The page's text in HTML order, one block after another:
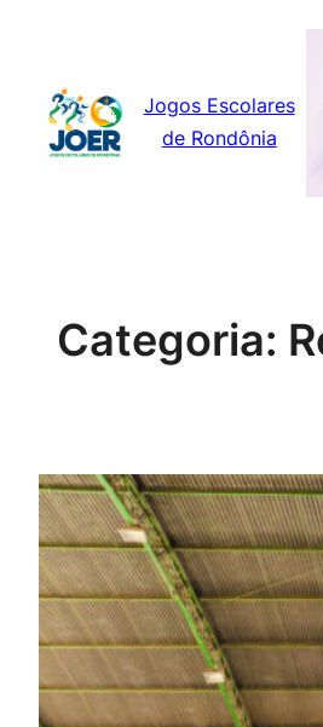
conteúdo
Jogos Escolares
de Rondônia
Categoria: